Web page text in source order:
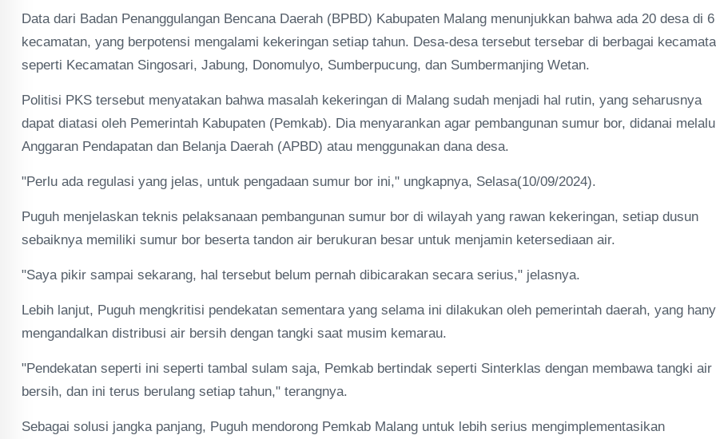
Data dari Badan Penanggulangan Bencana Daerah (BPBD) Kabupaten Malang menunjukkan bahwa ada 20 desa di 6
kecamatan, yang berpotensi mengalami kekeringan setiap tahun. Desa-desa tersebut tersebar di berbagai
seperti Kecamatan Singosari, Jabung, Donomulyo, Sumberpucung, dan Sumbermanjing Wetan.
Politisi PKS tersebut menyatakan bahwa masalah kekeringan di Malang sudah menjadi hal rutin, yang seharusnya
dapat diatasi oleh Pemerintah Kabupaten (Pemkab). Dia menyarankan agar pembangunan sumur bor, didanai
Anggaran Pendapatan dan Belanja Daerah (APBD) atau menggunakan dana desa.
"Perlu ada regulasi yang jelas, untuk pengadaan sumur bor ini," ungkapnya, Selasa(10/09/2024).
Puguh menjelaskan teknis pelaksanaan pembangunan sumur bor di wilayah yang rawan kekeringan, setiap dusun
sebaiknya memiliki sumur bor beserta tandon air berukuran besar untuk menjamin ketersediaan air.
"Saya pikir sampai sekarang, hal tersebut belum pernah dibicarakan secara serius," jelasnya.
Lebih lanjut, Puguh mengkritisi pendekatan sementara yang selama ini dilakukan oleh pemerintah daerah, yang
mengandalkan distribusi air bersih dengan tangki saat musim kemarau.
"Pendekatan seperti ini seperti tambal sulam saja, Pemkab bertindak seperti Sinterklas dengan membawa tangki air
bersih, dan ini terus berulang setiap tahun," terangnya.
Sebagai solusi jangka panjang, Puguh mendorong Pemkab Malang untuk lebih serius mengimplementasikan